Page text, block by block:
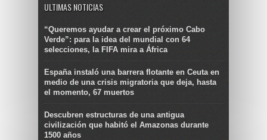
ULTIMAS NOTICIAS
“Queremos ayudar a crear el próximo Cabo
Verde”: para la idea del mundial con 64
selecciones, la FIFA mira a África
España instaló una barrera flotante en Ceuta en
medio de una crisis migratoria que deja, hasta
el momento, 67 muertos
Descubren estructuras de una antigua
civilización que habitó el Amazonas durante
1500 años